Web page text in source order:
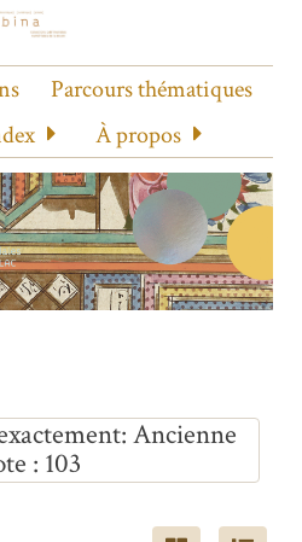
Parcours thématiques
À propos
Ancienne
: 103